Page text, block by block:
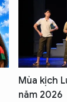
Mùa kịch
năm 2026